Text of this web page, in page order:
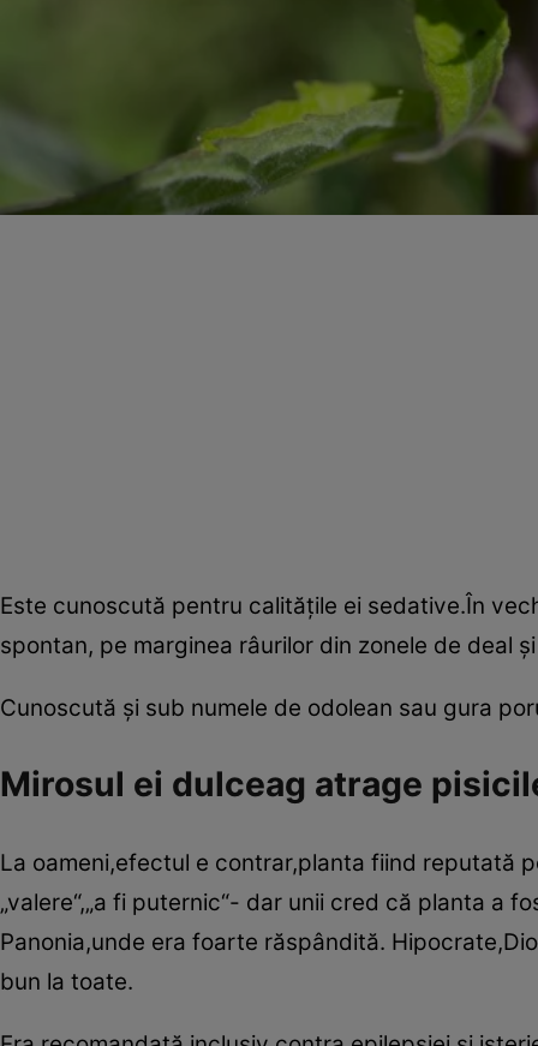
Este cunoscută pentru calităţile ei sedative.În
spontan, pe marginea râurilor din zonele de deal
Cunoscută şi sub numele de odolean sau gura
Mirosul ei dulceag atrage
La oameni,efectul e contrar,planta fiind reputată
„valere“,„a fi puternic“- dar unii cred că planta a
Panonia,unde era foarte răspândită.
bun la toate.